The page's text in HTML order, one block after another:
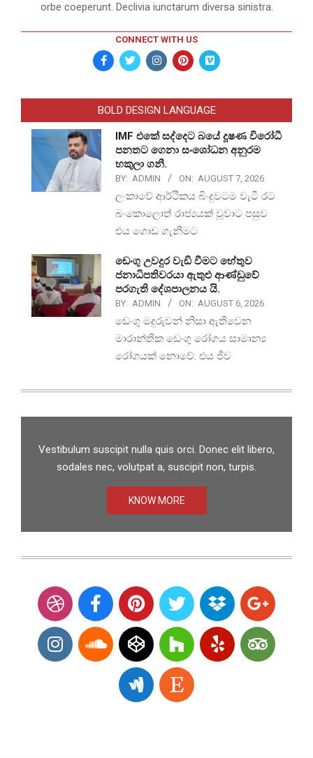
orbe coeperunt. Declivia iunctarum diversa sinistra.
CONNECT WITH US
BOLD DESIGN LANGUAGE
IMF එකේ සද්දෙට බයේ දූෂණ විරෝධී
පනතට ගෙනා සංශෝධන අනුරම
හකුලා ගනී.
BY: ADMIN ON: AUGUST 7, 2026
ලංකාවේ ආර්ථිකය බිංදුවටම වැටී රට
බංකොලොත් රාජ්‍යයක් වූවාට පසුව
එය ගොඩ ගැනීමට
ඩෙංගු උවදුර වැඩි වීමට හේතුව
ජනාධිපතිවරයා ඇතුළු ආණ්ඩුවේ
පරගැති දේශපාලනය යි.
BY: ADMIN ON: AUGUST 6, 2026
ඩෙංගු මදුරුවන් නිසා ඇතිවෙන
මාරාන්තික ඩෙංගු රෝගය සාමාන්‍ය
රෝගයක් නොවේ. එය ජීව
Vestibulum suscipit nulla quis orci. Donec elit libero,
sodales nec, volutpat a, suscipit non, turpis.
KNOW MORE